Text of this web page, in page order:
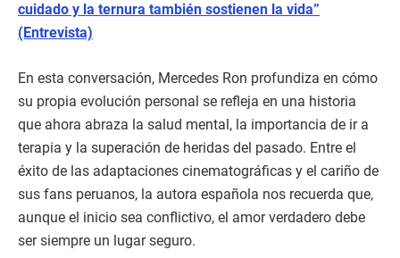
cuidado y la ternura también sostienen la vida”
(Entrevista)
En esta conversación, Mercedes Ron profundiza en cómo
su propia evolución personal se refleja en una historia
que ahora abraza la salud mental, la importancia de ir a
terapia y la superación de heridas del pasado. Entre el
éxito de las adaptaciones cinematográficas y el cariño de
sus fans peruanos, la autora española nos recuerda que,
aunque el inicio sea conflictivo, el amor verdadero debe
ser siempre un lugar seguro.